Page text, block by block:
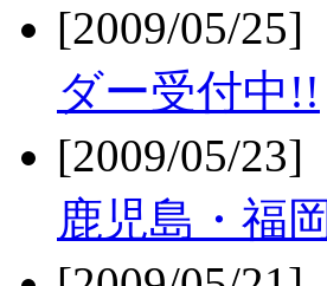
[2009/05/25]
ダー受付中!!
[2009/05/23]
鹿児島・福